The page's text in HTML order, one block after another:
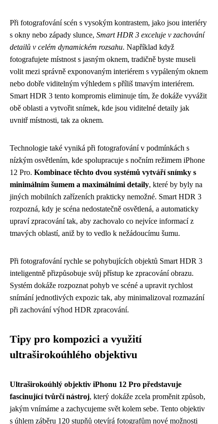
Při fotografování scén s vysokým kontrastem, jako jsou interiéry
s okny nebo západy slunce, Smart HDR 3 exceluje v zachování
detailů v celém dynamickém rozsahu. Například když
fotografujete místnost s jasným oknem, tradičně byste museli
volit mezi správně exponovaným interiérem s vypáleným oknem
nebo dobře viditelným výhledem s příliš tmavým interiérem.
Smart HDR 3 tento kompromis eliminuje tím, že dokáže vyvážit
obě oblasti a vytvořit snímek, kde jsou viditelné detaily jak
uvnitř místnosti, tak za oknem.
Technologie také vyniká při fotografování v podmínkách s
nízkým osvětlením, kde spolupracuje s nočním režimem iPhone
12 Pro. Kombinace těchto dvou systémů vytváří snímky s
minimálním šumem a maximálními detaily, které by byly na
jiných mobilních zařízeních prakticky nemožné. Smart HDR 3
rozpozná, kdy je scéna nedostatečně osvětlená, a automaticky
upraví zpracování tak, aby zachovalo co nejvíce informací z
tmavých oblastí, aniž by to vedlo k nežádoucímu šumu.
Při fotografování rychle se pohybujících objektů Smart HDR 3
inteligentně přizpůsobuje svůj přístup ke zpracování obrazu.
Systém dokáže rozpoznat pohyb ve scéné a upravit rychlost
snímání jednotlivých expozic tak, aby minimalizoval rozmazání
při zachování výhod HDR zpracování.
Tipy pro kompozici a využití
ultraširokoúhlého objektivu
Ultraširokoúhlý objektiv iPhonu 12 Pro představuje
fascinující tvůrčí nástroj, který dokáže zcela proměnit způsob,
jakým vnímáme a zachycujeme svět kolem sebe. Tento objektiv
s úhlem záběru 120 stupňů otevírá fotografům nové možnosti